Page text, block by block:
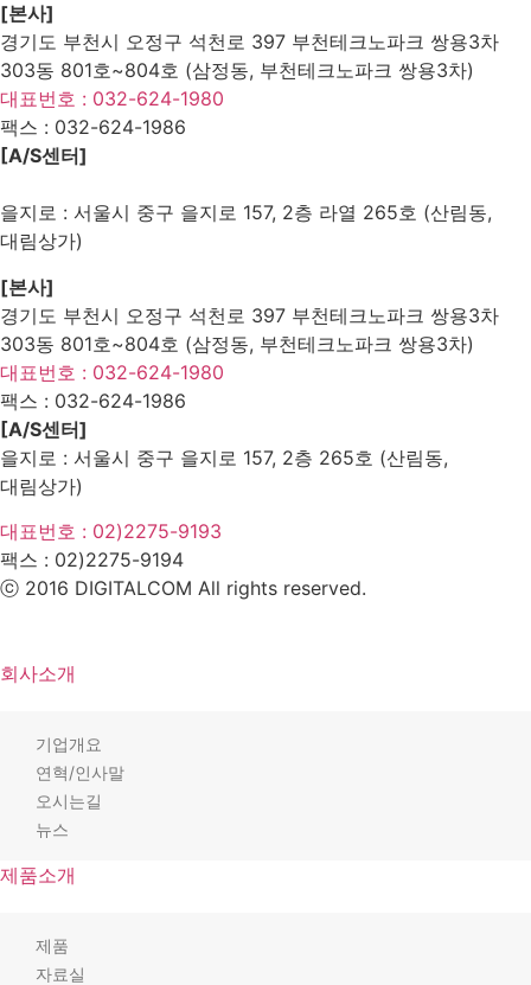
[본사]
경기도 부천시 오정구 석천로 397 부천테크노파크 쌍용3차
303동 801호~804호 (삼정동, 부천테크노파크 쌍용3차)
대표번호 : 032-624-1980
팩스 : 032-624-1986
[A/S센터]
을지로 : 서울시 중구 을지로 157, 2층 라열 265호 (산림동,
대림상가)
[본사]
경기도 부천시 오정구 석천로 397 부천테크노파크 쌍용3차
303동 801호~804호 (삼정동, 부천테크노파크 쌍용3차)
대표번호 : 032-624-1980
팩스 : 032-624-1986
[A/S센터]
을지로 : 서울시 중구 을지로 157, 2층 265호 (산림동,
대림상가)
대표번호 : 02)2275-9193
팩스 : 02)2275-9194​
ⓒ 2016 DIGITALCOM All rights reserved.
회사소개
기업개요
연혁/인사말
오시는길
뉴스
제품소개
제품
자료실